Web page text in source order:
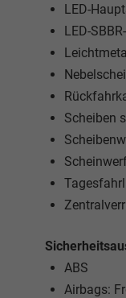
LED-
LED-
Scheiben
ABS
Airbags: